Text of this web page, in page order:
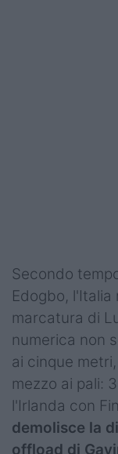
Secondo
Edogbo,
marcatura di
numerica non
ai cinque
mezzo ai pali:
l'Irlanda con
demolisce la
offload di